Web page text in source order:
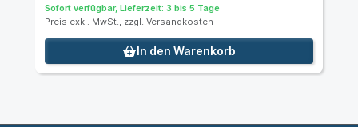
Sofort verfügbar, Lieferzeit: 3 bis 5 Tage
Preis exkl. MwSt., zzgl. Versandkosten
In den Warenkorb